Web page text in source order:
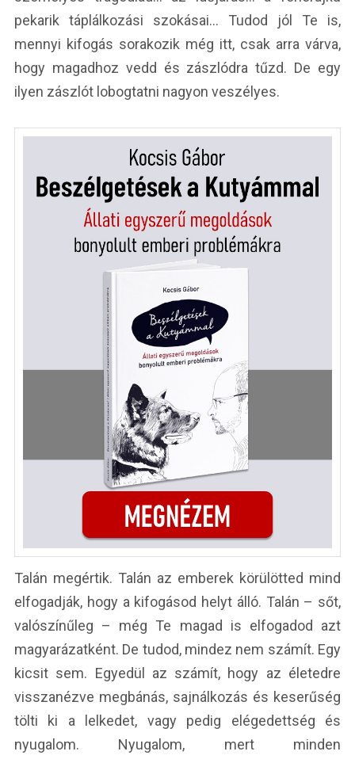
pekarik táplálkozási szokásai… Tudod jól Te is,
mennyi kifogás sorakozik még itt, csak arra várva,
hogy magadhoz vedd és zászlódra tűzd. De egy
ilyen zászlót lobogtatni nagyon veszélyes.
Talán megértik. Talán az emberek körülötted mind
elfogadják, hogy a kifogásod helyt álló. Talán – sőt,
valószínűleg – még Te magad is elfogadod azt
magyarázatként. De tudod, mindez nem számít. Egy
kicsit sem. Egyedül az számít, hogy az életedre
visszanézve megbánás, sajnálkozás és keserűség
tölti ki a lelkedet, vagy pedig elégedettség és
nyugalom. Nyugalom, mert minden